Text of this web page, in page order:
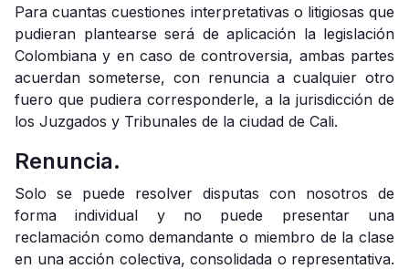
Para cuantas cuestiones interpretativas o litigiosas que
pudieran plantearse será de aplicación la legislación
Colombiana y en caso de controversia, ambas partes
acuerdan someterse, con renuncia a cualquier otro
fuero que pudiera corresponderle, a la jurisdicción de
los Juzgados y Tribunales de la ciudad de Cali.
Renuncia.
Solo se puede resolver disputas con nosotros de
forma individual y no puede presentar una
reclamación como demandante o miembro de la clase
en una acción colectiva, consolidada o representativa.